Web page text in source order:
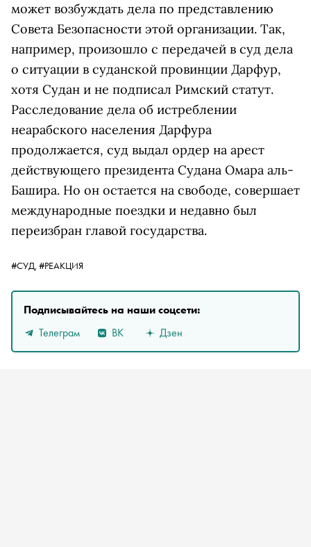
может возбуждать дела по представлению
Совета Безопасности этой организации. Так,
например, произошло с передачей в суд дела
о ситуации в суданской провинции Дарфур,
хотя Судан и не подписал Римский статут.
Расследование дела об истреблении
неарабского населения Дарфура
продолжается, суд выдал ордер на арест
действующего президента Судана Омара аль-
Башира. Но он остается на свободе, совершает
международные поездки и недавно был
переизбран главой государства.
#СУД, #РЕАКЦИЯ
Подписывайтесь на наши соцсети:
Телеграм
ВК Дзен